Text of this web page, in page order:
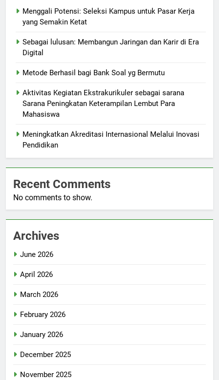
Menggali Potensi: Seleksi Kampus untuk Pasar Kerja
yang Semakin Ketat
Sebagai lulusan: Membangun Jaringan dan Karir di Era
Digital
Metode Berhasil bagi Bank Soal yg Bermutu
Aktivitas Kegiatan Ekstrakurikuler sebagai sarana
Sarana Peningkatan Keterampilan Lembut Para
Mahasiswa
Meningkatkan Akreditasi Internasional Melalui Inovasi
Pendidikan
Recent Comments
No comments to show.
Archives
June 2026
April 2026
March 2026
February 2026
January 2026
December 2025
November 2025